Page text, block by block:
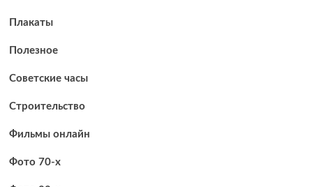
Плакаты
Полезное
Советские часы
Строительство
Фильмы онлайн
Фото 70-х